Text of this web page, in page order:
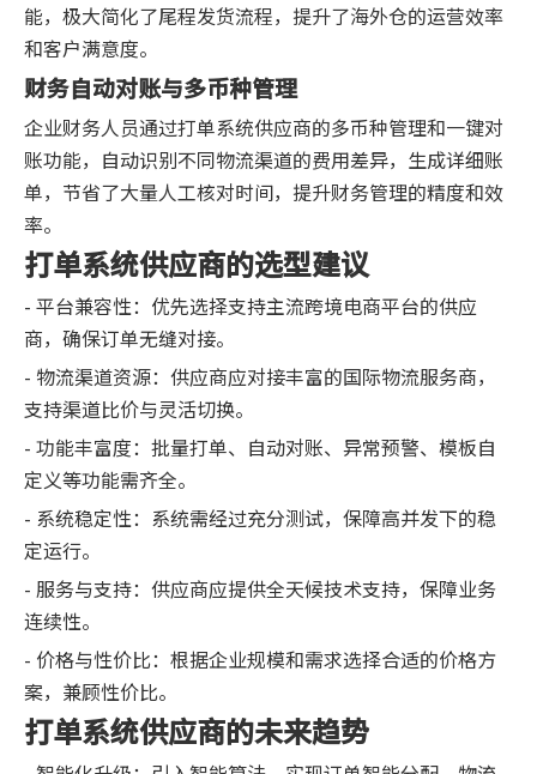
能，极大简化了尾程发货流程，提升了海外仓的运营效率
和客户满意度。
财务自动对账与多币种管理
企业财务人员通过打单系统供应商的多币种管理和一键对
账功能，自动识别不同物流渠道的费用差异，生成详细账
单，节省了大量人工核对时间，提升财务管理的精度和效
率。
打单系统供应商的选型建议
- 平台兼容性：优先选择支持主流跨境电商平台的供应
商，确保订单无缝对接。
- 物流渠道资源：供应商应对接丰富的国际物流服务商，
支持渠道比价与灵活切换。
- 功能丰富度：批量打单、自动对账、异常预警、模板自
定义等功能需齐全。
- 系统稳定性：系统需经过充分测试，保障高并发下的稳
定运行。
- 服务与支持：供应商应提供全天候技术支持，保障业务
连续性。
- 价格与性价比：根据企业规模和需求选择合适的价格方
案，兼顾性价比。
打单系统供应商的未来趋势